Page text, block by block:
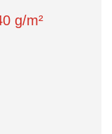
g/m²